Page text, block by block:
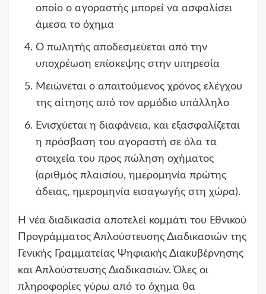
οποίο ο αγοραστής μπορεί να ασφαλίσει
άμεσα το όχημα
Ο πωλητής αποδεσμεύεται από την
υποχρέωση επίσκεψης στην υπηρεσία
Μειώνεται ο απαιτούμενος χρόνος ελέγχου
της αίτησης από τον αρμόδιο υπάλληλο
Ενισχύεται η διαφάνεια, και εξασφαλίζεται
η πρόσβαση του αγοραστή σε όλα τα
στοιχεία του προς πώληση οχήματος
(αριθμός πλαισίου, ημερομηνία πρώτης
άδειας, ημερομηνία εισαγωγής στη χώρα).
Η νέα διαδικασία αποτελεί κομμάτι του Εθνικού
Προγράμματος Απλούστευσης Διαδικασιών της
Γενικής Γραμματείας Ψηφιακής Διακυβέρνησης
και Απλούστευσης Διαδικασιών. Όλες οι
πληροφορίες γύρω από το όχημα θα